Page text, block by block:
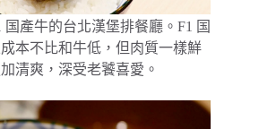
產牛的台北漢堡排餐廳。F1 国
本不比和牛低，但肉質一樣鮮
清爽，深受老饕喜愛。